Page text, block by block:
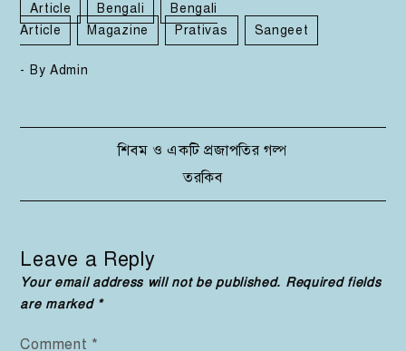
Article Bengali
Bengali
Article
Magazine Prativas Sangeet
- By Admin
navigation
শিবম ও একটি প্রজাপতির গল্প
তরকিব
Leave a Reply
Your email address will not be published. Required fields
are marked *
Comment *